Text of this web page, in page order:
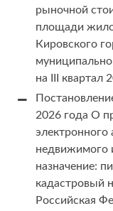
рыночной
площади
Кировского
на III квартал
2026 года О
электронного
недвижимого
назначение:
кадастровый
Российская